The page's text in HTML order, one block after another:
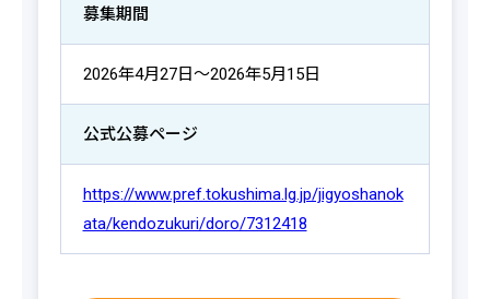
募集期間
2026年4月27日～2026年5月15日
公式公募ページ
https://www.pref.tokushima.lg.jp/jigyoshanok
ata/kendozukuri/doro/7312418